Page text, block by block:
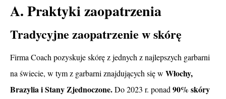
A. Praktyki zaopatrzenia
Tradycyjne zaopatrzenie w skórę
Firma Coach pozyskuje skórę z jednych z najlepszych garbarni
na świecie, w tym z garbarni znajdujących się w Włochy,
Brazylia i Stany Zjednoczone.Do 2023 r. ponad 90% skóry